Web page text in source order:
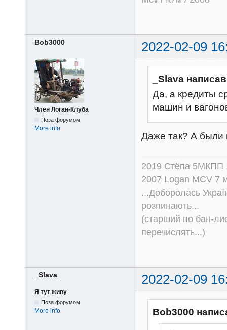
Bob3000 2022-02-09
Член Логан-Клуба
Поза форумом
More info
_Slava
Да, а кредиты
машин и
Даже так? А были
2019 Стёпа
2007 Logan MCV 7
...Доборолась
розпинають...
(старший по бан-
перечислять...)
_Slava 2022-02-09
Я тут живу
Поза форумом
More info Bob3000